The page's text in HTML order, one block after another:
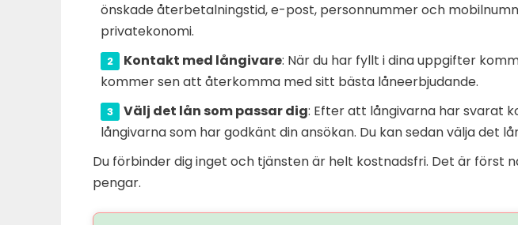
önskade återbetalningstid, e-post, personnummer och
privatekonomi.
Kontakt med långivare: När du har fyllt i dina uppgifter
kommer sen att återkomma med sitt bästa låneerbjudande.
Välj det lån som passar dig: Efter att långivarna har svarat
långivarna som har godkänt din ansökan. Du kan sedan välja det
Du förbinder dig inget och tjänsten är helt kostnadsfri. Det är
pengar.